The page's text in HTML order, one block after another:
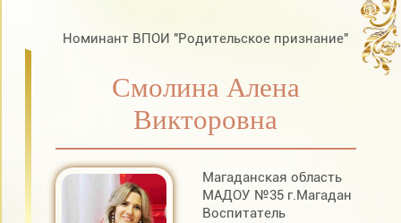
Номинант ВПОИ "Родительское признание"
Смолина Алена
Викторовна
Магаданская область
МАДОУ №35 г.Магадан
Воспитатель